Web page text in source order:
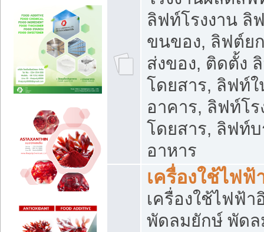
ลิฟท์โรงงาน ลิ
ขนของ, ลิฟต์ย
ส่งของ, ติดตั้ง
โดยสาร, ลิฟท์
อาคาร, ลิฟท์โ
โดยสาร, ลิฟท์
อาหาร
เครื่องใช้ไฟฟ้
เครื่องใช้ไฟฟ้า
พัดลมยักษ์ พัด